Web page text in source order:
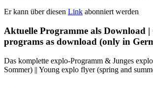
Er kann über diesen Link abonniert werden
Aktuelle Programme als Download
programs as download (only in
Das komplette explo-Programm & Junges
Sommer) || Young explo flyer (spring and